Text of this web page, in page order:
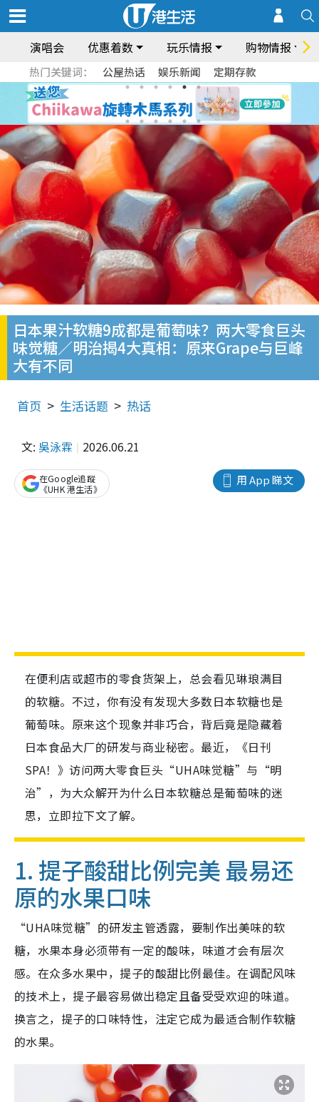
演唱会 优惠着数 玩乐情报 购物情报
热门关键词： 公屋热话 娱乐新闻 定期存款
日本果汁软糖9成都是葡萄味？两大零食巨头
味觉糖／明治揭4大真相：原来Grape与巨峰
大有不同
首页 生活话题 热话
文: 吳泳霖 2026.06.21
用 App 睇文
在Google追蹤
《UHK 港生活》
在便利店或超市的零食货架上，总会看见琳琅满目
的软糖。不过，你有没有发现大多数日本软糖也是
葡萄味。原来这个现象并非巧合，背后竟是隐藏着
日本食品大厂的研发与商业秘密。最近，《日刊
SPA！》访问两大零食巨头“UHA味觉糖”与“明
治”，为大众解开为什么日本软糖总是葡萄味的迷
思，立即拉下文了解。
1. 提子酸甜比例完美 最易还
原的水果口味
“UHA味觉糖”的研发主管透露，要制作出美味的软
糖，水果本身必须带有一定的酸味，味道才会有层次
感。在众多水果中，提子的酸甜比例最佳。在调配风味
的技术上，提子最容易做出稳定且备受受欢迎的味道。
换言之，提子的口味特性，注定它成为最适合制作软糖
的水果。